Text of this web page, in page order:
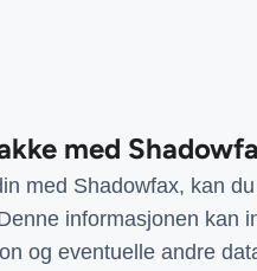
med
med Shadowfax, kan
informasjonen kan
og eventuelle andre